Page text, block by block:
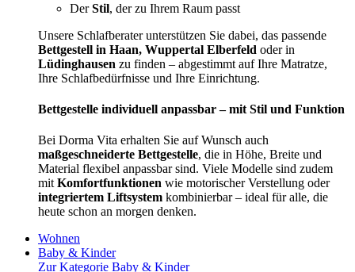
DerStil, der zu Ihrem Raum passt
Unsere Schlafberater unterstützen Sie dabei, das passende
Bettgestell in Haan, Wuppertal Elberfeld oder in
Lüdinghausen zu finden – abgestimmt auf Ihre Matratze,
Ihre Schlafbedürfnisse und Ihre Einrichtung.
Bettgestelle individuell anpassbar – mit Stil und Funktion
Bei Dorma Vita erhalten Sie auf Wunsch auch
maßgeschneiderte Bettgestelle, die in Höhe, Breite und
Material flexibel anpassbar sind. Viele Modelle sind zudem
mit Komfortfunktionen wie motorischer Verstellung oder
integriertem Liftsystem kombinierbar – ideal für alle, die
heute schon an morgen denken.
Wohnen
Baby & Kinder
Zur Kategorie Baby & Kinder